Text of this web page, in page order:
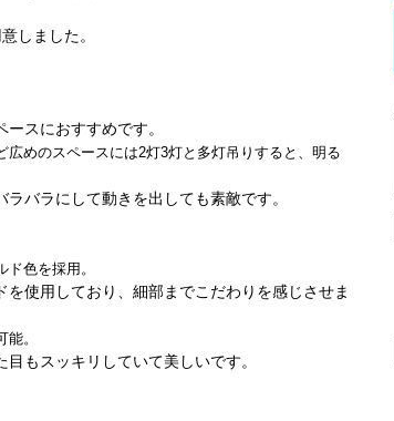
しました。
スにおすすめです。
めのスペースには2灯3灯と多灯吊りすると、明る
バラにして動きを出しても素敵です。
色を採用。
使用しており、細部までこだわりを感じさせま
。
もスッキリしていて美しいです。